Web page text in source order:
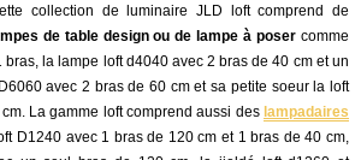
collection de luminaire JLD loft comprend de
de table design ou de lampe à poser comme
la lampe loft d4040 avec 2 bras de 40 cm et un
avec 2 bras de 60 cm et sa petite soeur la loft
La gamme loft comprend aussi des lampadaires
D1240 avec 1 bras de 120 cm et 1 bras de 40 cm,